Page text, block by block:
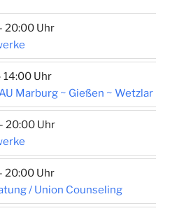
20:00 Uhr
Uhr
Marburg ~ Gießen ~ Wetzlar
20:00 Uhr
20:00 Uhr
/ Union Counseling